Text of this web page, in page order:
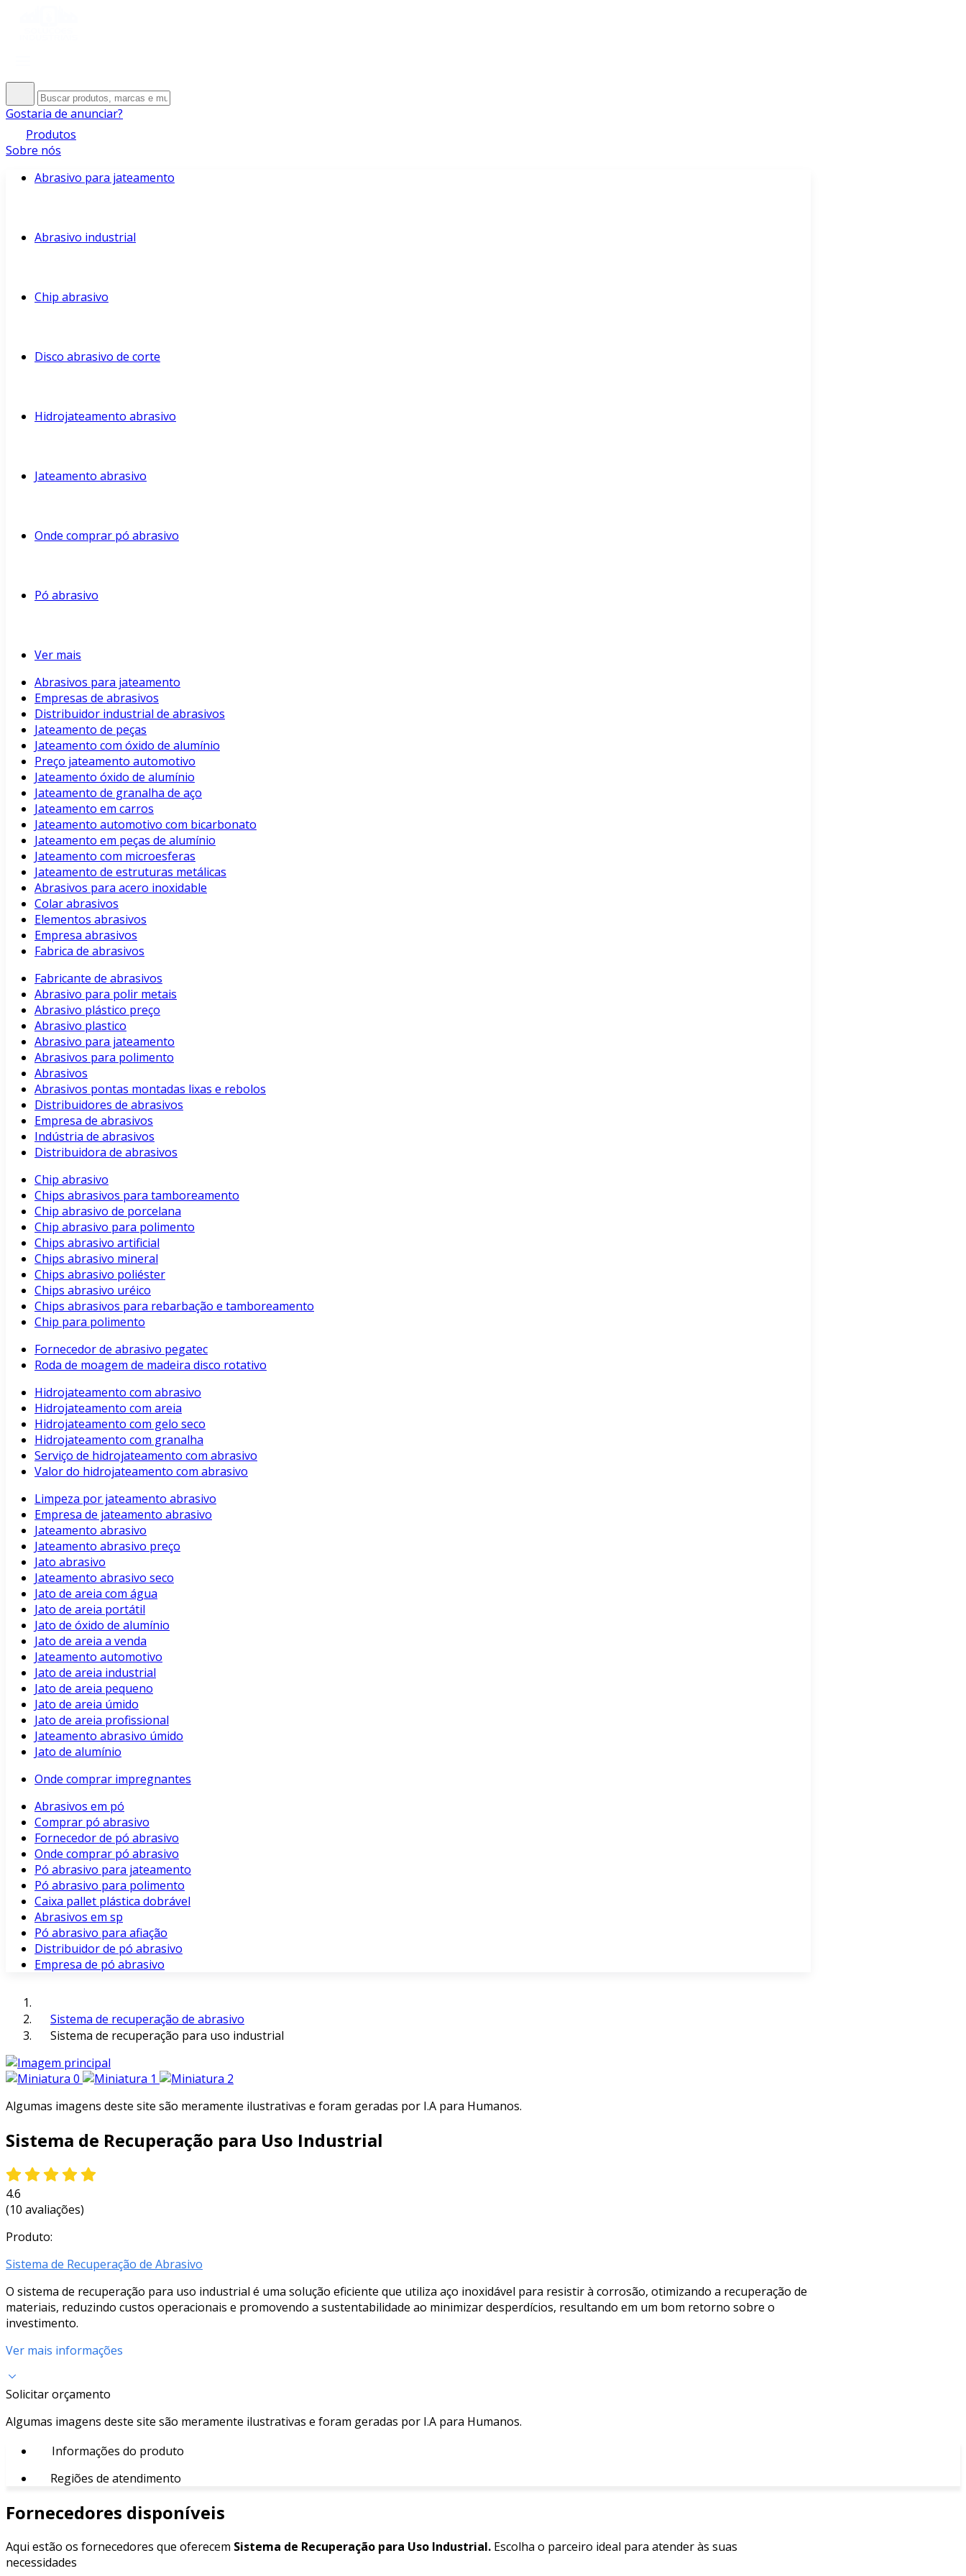
Gostaria de anunciar?
Produtos
Sobre nós
Abrasivo para jateamento
Abrasivo industrial
Chip abrasivo
Disco abrasivo de corte
Hidrojateamento abrasivo
Jateamento abrasivo
Onde comprar pó abrasivo
Pó abrasivo
Ver mais
Abrasivos para jateamento
Empresas de abrasivos
Distribuidor industrial de abrasivos
Jateamento de peças
Jateamento com óxido de alumínio
Preço jateamento automotivo
Jateamento óxido de alumínio
Jateamento de granalha de aço
Jateamento em carros
Jateamento automotivo com bicarbonato
Jateamento em peças de alumínio
Jateamento com microesferas
Jateamento de estruturas metálicas
Abrasivos para acero inoxidable
Colar abrasivos
Elementos abrasivos
Empresa abrasivos
Fabrica de abrasivos
Fabricante de abrasivos
Abrasivo para polir metais
Abrasivo plástico preço
Abrasivo plastico
Abrasivo para jateamento
Abrasivos para polimento
Abrasivos
Abrasivos pontas montadas lixas e rebolos
Distribuidores de abrasivos
Empresa de abrasivos
Indústria de abrasivos
Distribuidora de abrasivos
Chip abrasivo
Chips abrasivos para tamboreamento
Chip abrasivo de porcelana
Chip abrasivo para polimento
Chips abrasivo artificial
Chips abrasivo mineral
Chips abrasivo poliéster
Chips abrasivo uréico
Chips abrasivos para rebarbação e tamboreamento
Chip para polimento
Fornecedor de abrasivo pegatec
Roda de moagem de madeira disco rotativo
Hidrojateamento com abrasivo
Hidrojateamento com areia
Hidrojateamento com gelo seco
Hidrojateamento com granalha
Serviço de hidrojateamento com abrasivo
Valor do hidrojateamento com abrasivo
Limpeza por jateamento abrasivo
Empresa de jateamento abrasivo
Jateamento abrasivo
Jateamento abrasivo preço
Jato abrasivo
Jateamento abrasivo seco
Jato de areia com água
Jato de areia portátil
Jato de óxido de alumínio
Jato de areia a venda
Jateamento automotivo
Jato de areia industrial
Jato de areia pequeno
Jato de areia úmido
Jato de areia profissional
Jateamento abrasivo úmido
Jato de alumínio
Onde comprar impregnantes
Abrasivos em pó
Comprar pó abrasivo
Fornecedor de pó abrasivo
Onde comprar pó abrasivo
Pó abrasivo para jateamento
Pó abrasivo para polimento
Caixa pallet plástica dobrável
Abrasivos em sp
Pó abrasivo para afiação
Distribuidor de pó abrasivo
Empresa de pó abrasivo
Sistema de recuperação de abrasivo
Sistema de recuperação para uso industrial
Algumas imagens deste site são meramente ilustrativas e foram geradas por I.A para Humanos.
Sistema de Recuperação para Uso Industrial
4.6
(10 avaliações)
Produto:
Sistema de Recuperação de Abrasivo
O sistema de recuperação para uso industrial é uma solução eficiente que utiliza aço inoxidável para resistir à corrosão, otimizando a recuperação de
materiais, reduzindo custos operacionais e promovendo a sustentabilidade ao minimizar desperdícios, resultando em um bom retorno sobre o
investimento.
Ver mais informações
Solicitar orçamento
Algumas imagens deste site são meramente ilustrativas e foram geradas por I.A para Humanos.
Informações do produto
Regiões de atendimento
Fornecedores disponíveis
Aqui estão os fornecedores que oferecem Sistema de Recuperação para Uso Industrial. Escolha o parceiro ideal para atender às suas
necessidades